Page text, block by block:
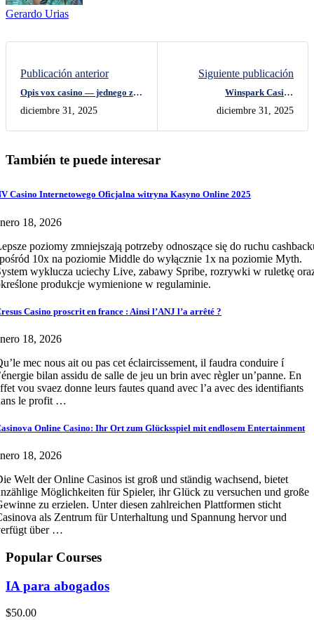
Gerardo Urias
Publicación anterior
Opis vox casino — jednego z
kraju nad Wisłą
diciembre 31, 2025
Siguiente publicación
Winspark Casino
refinado a 200 sul revisa mi
diciembre 31, 2025
También te puede interesar
Casino Internetowego Oficjalna witryna Kasyno Online 2025
18, 2026
poziomy zmniejszają potrzeby odnoszące się do ruchu
10x na poziomie Middle do wyłącznie 1x na poziomie Myth.
wyklucza uciechy Live, zabawy Spribe, rozrywki w ruletkę
produkcje wymienione w regulaminie.
Casino proscrit en france : Ainsi l’ANJ l’a arrêté ?
18, 2026
mec nous ait ou pas cet éclaircissement, il faudra conduire í
bilan assidu de salle de jeu un brin avec règler un’panne. En
vou svaez donne leurs fautes quand avec l’a avec des identifiants
le profit …
Online Casino: Ihr Ort zum Glücksspiel mit endlosem Entertainment
18, 2026
Welt der Online Casinos ist groß und ständig wachsend, bietet
Möglichkeiten für Spieler, ihr Glück zu versuchen und große
zu erzielen. Unter diesen zahlreichen Plattformen sticht
als Zentrum für Unterhaltung und Spannung hervor und
über …
Popular Courses
IA para abogados
$50.00